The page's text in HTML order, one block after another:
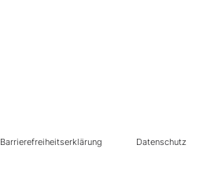
Barrierefreiheitserklärung Datenschutz